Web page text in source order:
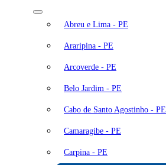
Abreu e Lima - PE
Araripina - PE
Arcoverde - PE
Belo Jardim - PE
Cabo de Santo Agostinho - PE
Camaragibe - PE
Carpina - PE